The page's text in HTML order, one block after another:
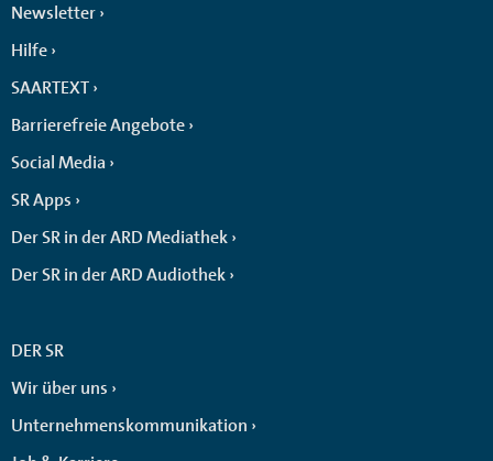
Newsletter
Hilfe
SAARTEXT
Barrierefreie Angebote
Social Media
SR Apps
Der SR in der ARD Mediathek
Der SR in der ARD Audiothek
DER SR
Wir über uns
Unternehmenskommunikation